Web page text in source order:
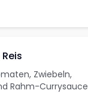
Zwiebeln,
Rahm-Currysauce